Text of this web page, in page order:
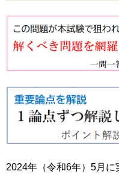
2024年（令和6年）5月